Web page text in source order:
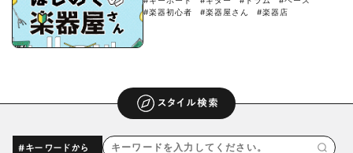
#楽器初心者
#楽器屋さん #楽器店
スタイル検索
#キーワードから